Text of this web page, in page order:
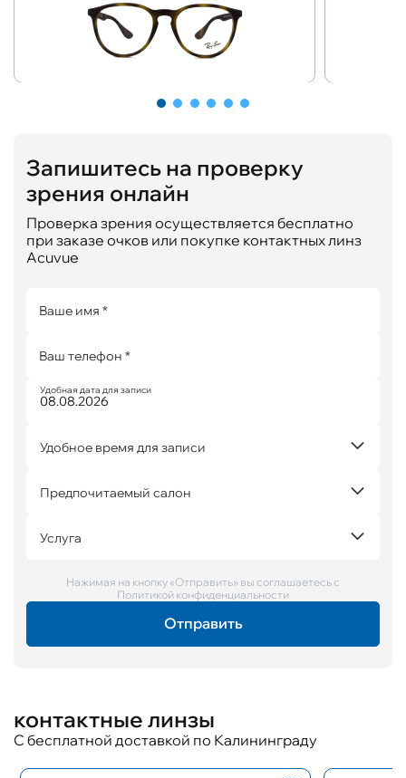
Запишитесь на проверку
зрения онлайн
Проверка зрения осуществляется бесплатно
при заказе очков или покупке контактных линз
Acuvue
Ваше имя *
Ваш телефон *
Удобная дата для записи
Удобное время для записи
Предпочитаемый салон
Услуга
Нажимая на кнопку «Отправить» вы соглашаетесь с
Политикой конфиденциальности
контактные линзы
С бесплатной доставкой по Калининграду